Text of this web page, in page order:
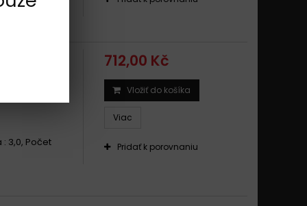
: 3,0, Počet
712,00 Kč
Vložiť do košíka
Viac
Pridať k porovnaniu